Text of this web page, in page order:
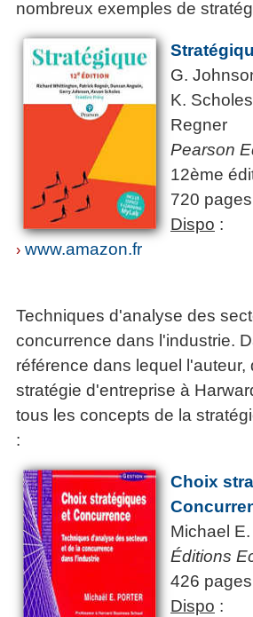
nombreux exemples de
G.
K.
Regner
Pearson
12ème
720 pages
Dispo :
› www.amazon.fr
Techniques d'analyse des
concurrence dans l'industrie.
référence dans lequel l'auteur,
stratégie d'entreprise à
tous les concepts de la
:
Choix
Michael
Éditions
426 pages
Dispo :